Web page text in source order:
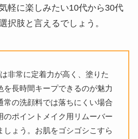
軽に楽しみたい10代から30代
択肢と言えるでしょう。
非常に定着力が高く、塗りた
を長時間キープできるのが魅力
常の洗顔料では落ちにくい場合
のポイントメイク用リムーバー
しょう。お肌をゴシゴシこすら